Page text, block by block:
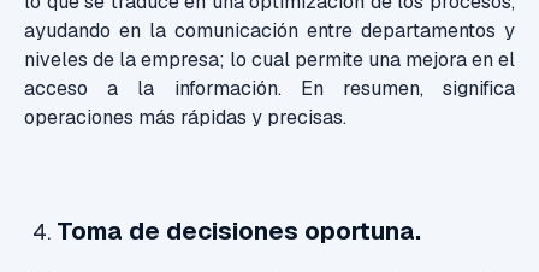
ayudando en la comunicación entre departamentos y
niveles de la empresa; lo cual permite una mejora en el
acceso a la información. En resumen, significa
operaciones más rápidas y precisas.
Toma de decisiones oportuna.